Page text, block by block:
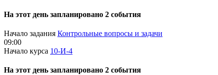
На этот день запланировано 2 события
Начало задания Контрольные вопросы и задачи
09:00
Начало курса 10-И-4
На этот день запланировано 2 события